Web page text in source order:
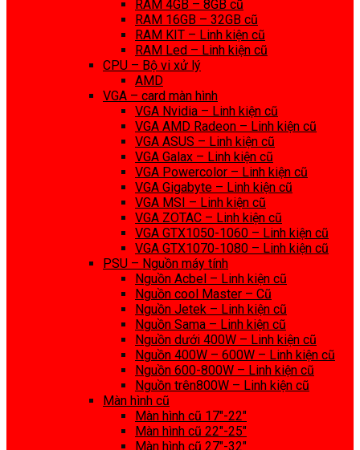
RAM 4GB – 8GB cũ
RAM 16GB – 32GB cũ
RAM KIT – Linh kiện cũ
RAM Led – Linh kiện cũ
CPU – Bộ vi xử lý
AMD
VGA – card màn hình
VGA Nvidia – Linh kiện cũ
VGA AMD Radeon – Linh kiện cũ
VGA ASUS – Linh kiện cũ
VGA Galax – Linh kiện cũ
VGA Powercolor – Linh kiện cũ
VGA Gigabyte – Linh kiện cũ
VGA MSI – Linh kiện cũ
VGA ZOTAC – Linh kiện cũ
VGA GTX1050-1060 – Linh kiện cũ
VGA GTX1070-1080 – Linh kiện cũ
PSU – Nguồn máy tính
Nguồn Acbel – Linh kiện cũ
Nguồn cool Master – Cũ
Nguồn Jetek – Linh kiện cũ
Nguồn Sama – Linh kiện cũ
Nguồn dưới 400W – Linh kiện cũ
Nguồn 400W – 600W – Linh kiện cũ
Nguồn 600-800W – Linh kiện cũ
Nguồn trên800W – Linh kiện cũ
Màn hình cũ
Màn hình cũ 17″-22″
Màn hình cũ 22″-25″
Màn hình cũ 27″-32″